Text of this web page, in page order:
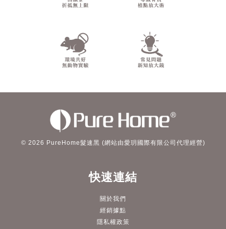
© 2026 PureHome髮速黑 (網站由愛玥國際有限公司代理經營)
快速連結
關於我們
經銷據點
隱私權政策